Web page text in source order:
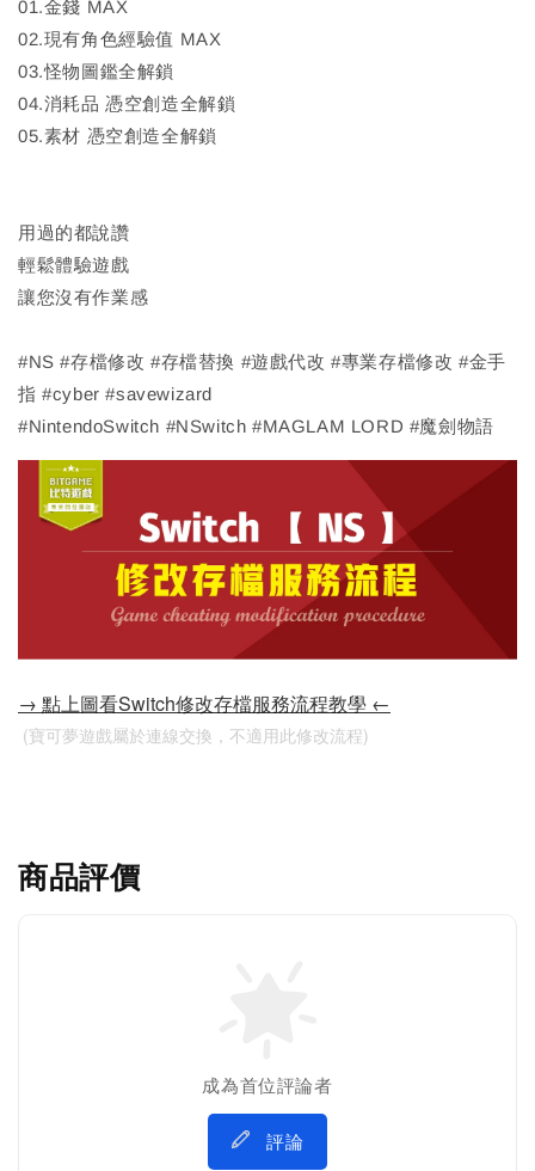
01.金錢 MAX
02.現有角色經驗值 MAX
03.怪物圖鑑全解鎖
04.消耗品 憑空創造全解鎖
05.素材 憑空創造全解鎖
用過的都說讚
輕鬆體驗遊戲
讓您沒有作業感
#NS #存檔修改 #存檔替換 #遊戲代改 #專業存檔修改 #金手
指 #cyber #savewizard
#NintendoSwitch #NSwitch #MAGLAM LORD #魔劍物語
→ 點上圖看Switch修改存檔服務流程教學 ←
(寶可夢遊戲屬於連線交換，不適用此修改流程)
商品評價
成為首位評論者
評論